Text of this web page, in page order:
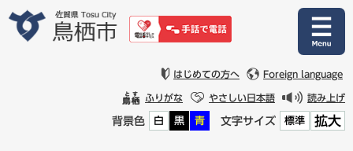
はじめての方へ Foreign language
ふりがな やさしい日本語 読み上げ
背景色 白 黒 青 文字サイズ 標準 拡大